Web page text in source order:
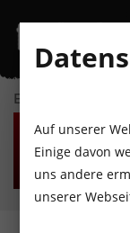
EVENTKALENDER
DO
6
AUGUST
FR
7
Auf unserer
Einige davon
uns andere
unserer